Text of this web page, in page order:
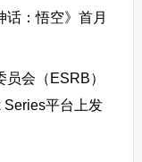
话：悟空》首月
会（ESRB）
Series平台上发